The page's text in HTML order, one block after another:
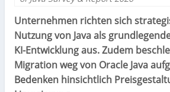
Unternehmen richten sich
Nutzung von Java als
KI-Entwicklung aus. Zudem
Migration weg von Oracle Java
Bedenken hinsichtlich